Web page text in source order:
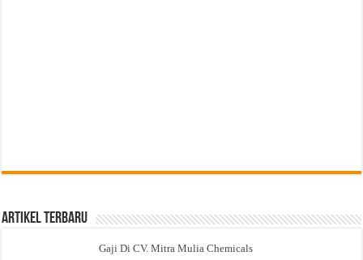
Artikel Terbaru
Gaji Di CV. Mitra Mulia Chemicals